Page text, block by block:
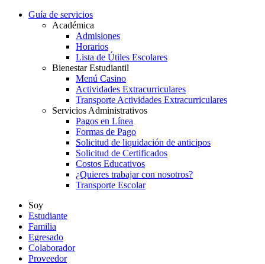
Guía de servicios
Académica
Admisiones
Horarios
Lista de Útiles Escolares
Bienestar Estudiantil
Menú Casino
Actividades Extracurriculares
Transporte Actividades Extracurriculares
Servicios Administrativos
Pagos en Línea
Formas de Pago
Solicitud de liquidación de anticipos
Solicitud de Certificados
Costos Educativos
¿Quieres trabajar con nosotros?
Transporte Escolar
Soy
Estudiante
Familia
Egresado
Colaborador
Proveedor